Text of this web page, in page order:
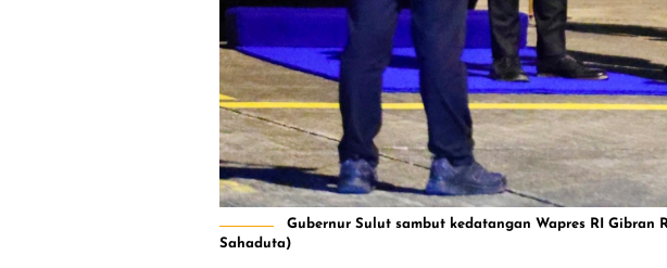
Gubernur Sulut sambut kedatangan Wapres RI Gibran
Sahaduta)